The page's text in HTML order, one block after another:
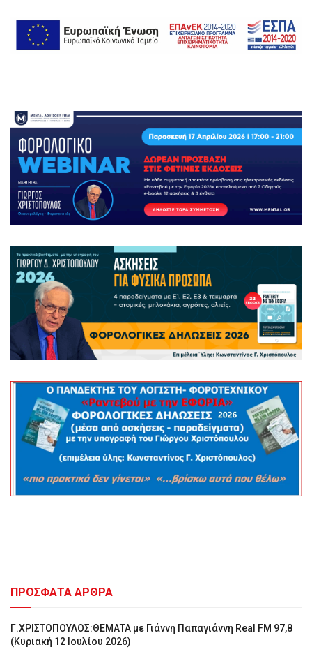
ΠΡΟΣΦΑΤΑ ΑΡΘΡΑ
Γ.ΧΡΙΣΤΟΠΟΥΛΟΣ:ΘΕΜΑΤΑ με Γιάννη Παπαγιάννη Real FM 97,8
(Κυριακή 12 Ιουλίου 2026)